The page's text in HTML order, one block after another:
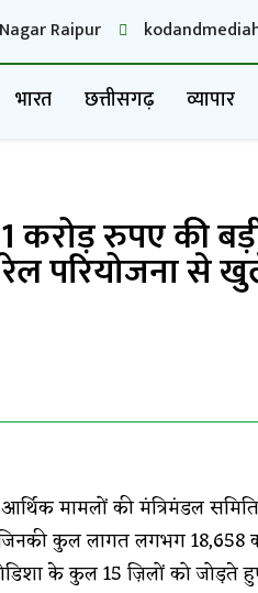
Raipur
भारत छत्तीसगढ़ व्यापार
करोड़ रुपए की
परियोजना से
आर्थिक मामलों की मंत्रिमंडल
जिनकी कुल लागत लगभग
के कुल 15 ज़िलों को जोड़ते